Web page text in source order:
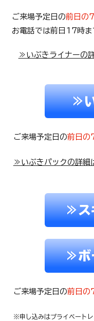
ご来場予定日の前日の
お電話では前日17時ま
≫いぶきライナーの
≫
ご来場予定日の前日の
≫いぶきパックの詳細
≫ス
≫ボ
ご来場予定日の前日の
※申し込みはプライベート